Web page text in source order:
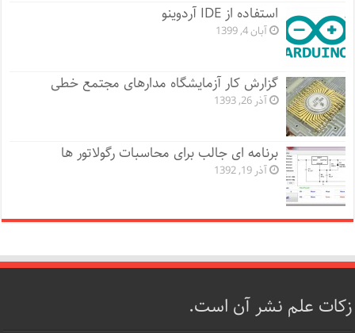
استفاده از IDE آردوینو
آبان 4, 1399
گزارش کار آزمایشگاه مدارهای مجتمع خطی
آذر 26, 1393
برنامه ای جالب برای محاسبات رگولاتور ها
آذر 19, 1392
زکات علم نشر آن است.